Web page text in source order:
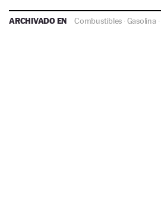
ARCHIVADO EN Combustibles ·Gasolina·